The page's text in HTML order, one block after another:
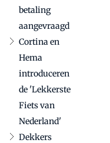
betaling
aangevraagd
Cortina en
Hema
introduceren
de 'Lekkerste
Fiets van
Nederland'
Dekkers